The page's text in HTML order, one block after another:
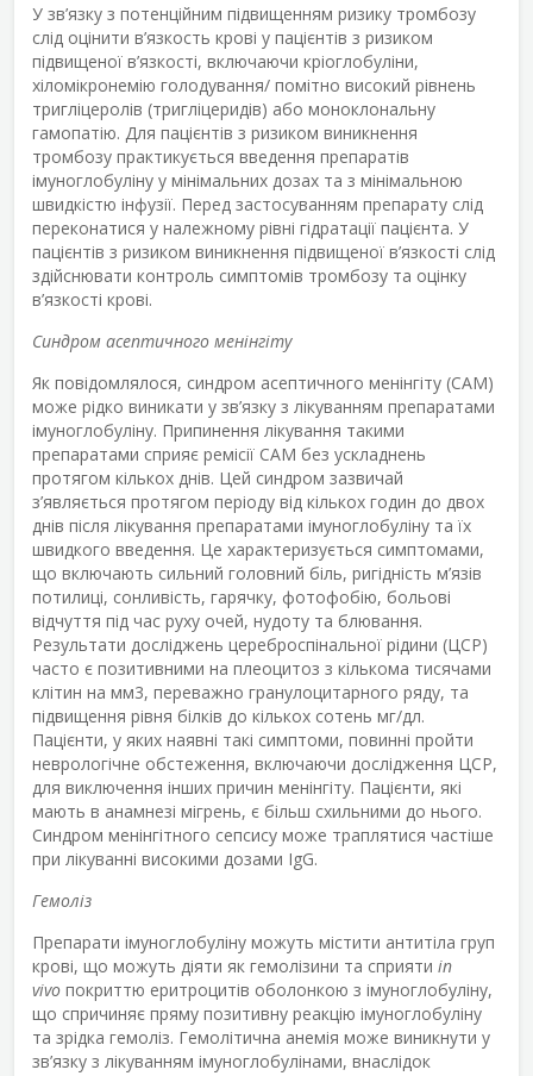
У зв’язку з потенційним підвищенням ризику тромбозу
слід оцінити в’язкость крові у пацієнтів з ризиком
підвищеної в’язкості, включаючи кріоглобуліни,
хіломікронемію голодування/ помітно високий рівнень
тригліцеролів (тригліцеридів) або моноклональну
гамопатію. Для пацієнтів з ризиком виникнення
тромбозу практикується введення препаратів
імуноглобуліну у мінімальних дозах та з мінімальною
швидкістю інфузії. Перед застосуванням препарату слід
переконатися у належному рівні гідратації пацієнта. У
пацієнтів з ризиком виникнення підвищеної в’язкості слід
здійснювати контроль симптомів тромбозу та оцінку
в’язкості крові.
Синдром асептичного менінгіту
Як повідомлялося, синдром асептичного менінгіту (САМ)
може рідко виникати у зв’язку з лікуванням препаратами
імуноглобуліну. Припинення лікування такими
препаратами сприяє ремісії САМ без ускладнень
протягом кількох днів. Цей синдром зазвичай
з’являється протягом періоду від кількох годин до двох
днів після лікування препаратами імуноглобуліну та їх
швидкого введення. Це характеризується симптомами,
що включають сильний головний біль, ригідність м’язів
потилиці, сонливість, гарячку, фотофобію, больові
відчуття під час руху очей, нудоту та блювання.
Результати досліджень цереброспінальної рідини (ЦСР)
часто є позитивними на плеоцитоз з кількома тисячами
клітин на мм3, переважно гранулоцитарного ряду, та
підвищення рівня білків до кількох сотень мг/дл.
Пацієнти, у яких наявні такі симптоми, повинні пройти
неврологічне обстеження, включаючи дослідження ЦСР,
для виключення інших причин менінгіту. Пацієнти, які
мають в анамнезі мігрень, є більш схильними до нього.
Синдром менінгітного сепсису може траплятися частіше
при лікуванні високими дозами IgG.
Гемоліз
Препарати імуноглобуліну можуть містити антитіла груп
крові, що можуть діяти як гемолізини та сприяти in
vivo покриттю еритроцитів оболонкою з імуноглобуліну,
що спричиняє пряму позитивну реакцію імуноглобуліну
та зрідка гемоліз. Гемолітична анемія може виникнути у
зв’язку з лікуванням імуноглобулінами, внаслідок